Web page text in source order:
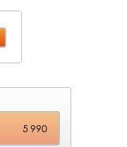
5 990